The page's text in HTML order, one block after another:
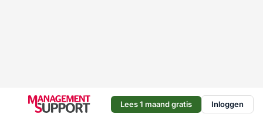
Lees 1 maand gratis Inloggen